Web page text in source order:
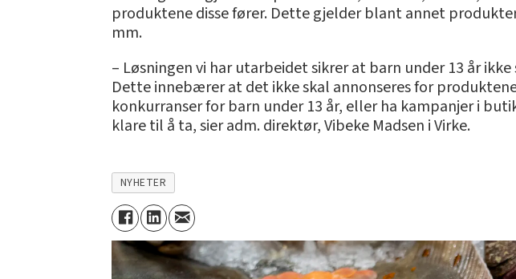
produktene disse fører. Dette gjelder blant annet
mm.
– Løsningen vi har utarbeidet sikrer at barn under 13 år
Dette innebærer at det ikke skal annonseres for
konkurranser for barn under 13 år, eller ha kampanjer i
klare til å ta, sier adm. direktør, Vibeke Madsen i Virke.
NYHETER